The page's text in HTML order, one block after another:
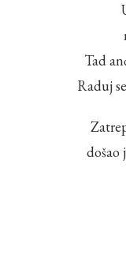
Tad
Raduj
došao